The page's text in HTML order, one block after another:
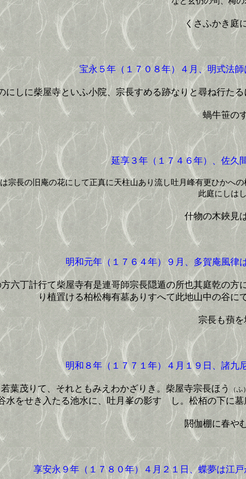
くさふかき庭
宝永５年（１７０８年）４月、明式法師
にしに柴屋寺といふ小院、宗長すめる跡なりと尋ね行た
蝸牛笹のす
延享３年（１７４６年）、佐久
宗長の旧庵の花にして正真に天柱山あり流し吐月峰有更ひかへ
此庭にしは
什物の木鋏見
明和元年（１７６４年）９月、多賀庵風律
六丁計行て柴屋寺有是連哥師宗長隠遁の所也其庭乾の
り植置ける柏松梅有墓ありすへて此地山中の谷
宗長も蕷を堀
明和８年（１７７１年）４月１９日、諸九
葉茂りて、それともみえわかざりき。柴屋寺宗長ほう （ふ
水をせき入たる池水に、吐月峯の影すゞし。松栢の下に
閼伽棚に春やむ
享安永９年（１７８０年）４月２１日、蝶夢は江